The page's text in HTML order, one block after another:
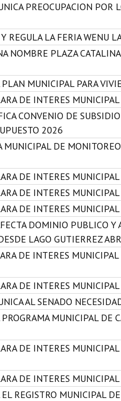
PREOCUPACION POR
REGULA LA FERIA WENU
NOMBRE PLAZA
MUNICIPAL PARA
DE INTERES
CONVENIO DE
2026
DE
DE INTERES
DE INTERES
DE INTERES
DOMINIO PUBLICO
LAGO GUTIERREZ
DE INTERES
DE INTERES
AL SENADO
MUNICIPAL DE
DE INTERES
DE INTERES
REGISTRO MUNICIPAL